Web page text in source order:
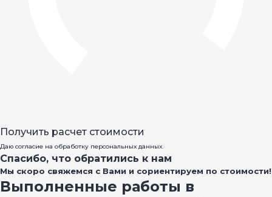
Получить расчет стоимости
Даю согласие на обработку персональных данных.
Спасибо, что обратились к нам
Мы скоро свяжемся с Вами и сориентируем по стоимости!
Выполненные работы в